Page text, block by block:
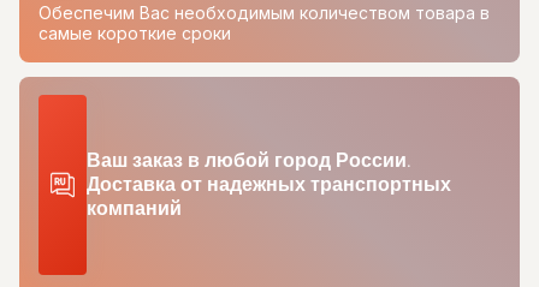
Обеспечим Вас необходимым количеством товара в
самые короткие сроки
Ваш заказ в любой город России.
Доставка от надежных транспортных
компаний